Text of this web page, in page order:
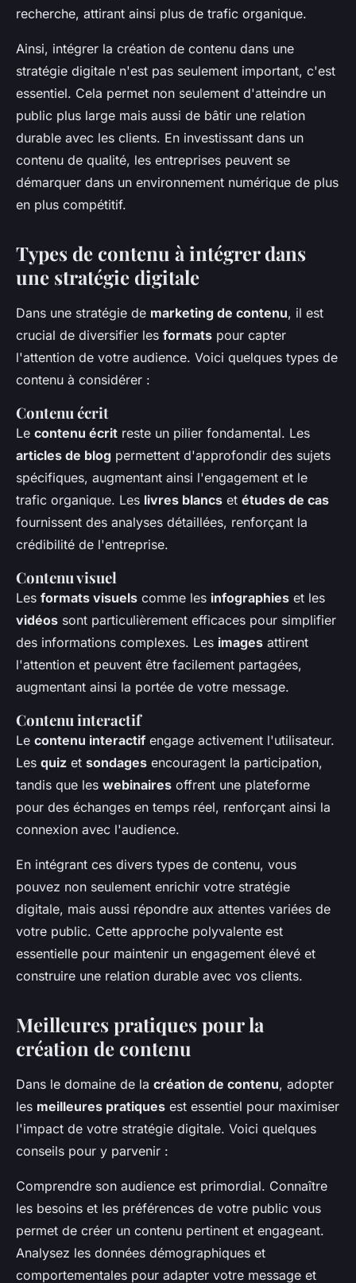
recherche, attirant ainsi plus de trafic organique.
Ainsi, intégrer la création de contenu dans une
stratégie digitale n'est pas seulement important, c'est
essentiel. Cela permet non seulement d'atteindre un
public plus large mais aussi de bâtir une relation
durable avec les clients. En investissant dans un
contenu de qualité, les entreprises peuvent se
démarquer dans un environnement numérique de plus
en plus compétitif.
Types de contenu à intégrer dans
une stratégie digitale
Dans une stratégie de marketing de contenu, il est
crucial de diversifier les formats pour capter
l'attention de votre audience. Voici quelques types de
contenu à considérer :
Contenu écrit
Le contenu écrit reste un pilier fondamental. Les
articles de blog permettent d'approfondir des sujets
spécifiques, augmentant ainsi l'engagement et le
trafic organique. Les livres blancs et études de cas
fournissent des analyses détaillées, renforçant la
crédibilité de l'entreprise.
Contenu visuel
Les formats visuels comme les infographies et les
vidéos sont particulièrement efficaces pour simplifier
des informations complexes. Les images attirent
l'attention et peuvent être facilement partagées,
augmentant ainsi la portée de votre message.
Contenu interactif
Le contenu interactif engage activement l'utilisateur.
Les quiz et sondages encouragent la participation,
tandis que les webinaires offrent une plateforme
pour des échanges en temps réel, renforçant ainsi la
connexion avec l'audience.
En intégrant ces divers types de contenu, vous
pouvez non seulement enrichir votre stratégie
digitale, mais aussi répondre aux attentes variées de
votre public. Cette approche polyvalente est
essentielle pour maintenir un engagement élevé et
construire une relation durable avec vos clients.
Meilleures pratiques pour la
création de contenu
Dans le domaine de la création de contenu, adopter
les meilleures pratiques est essentiel pour maximiser
l'impact de votre stratégie digitale. Voici quelques
conseils pour y parvenir :
Comprendre son audience est primordial. Connaître
les besoins et les préférences de votre public vous
permet de créer un contenu pertinent et engageant.
Analysez les données démographiques et
comportementales pour adapter votre message et